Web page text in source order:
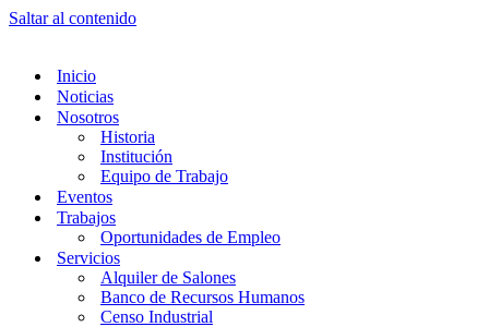
Saltar al contenido
Inicio
Noticias
Nosotros
Historia
Institución
Equipo de Trabajo
Eventos
Trabajos
Oportunidades de Empleo
Servicios
Alquiler de Salones
Banco de Recursos Humanos
Censo Industrial